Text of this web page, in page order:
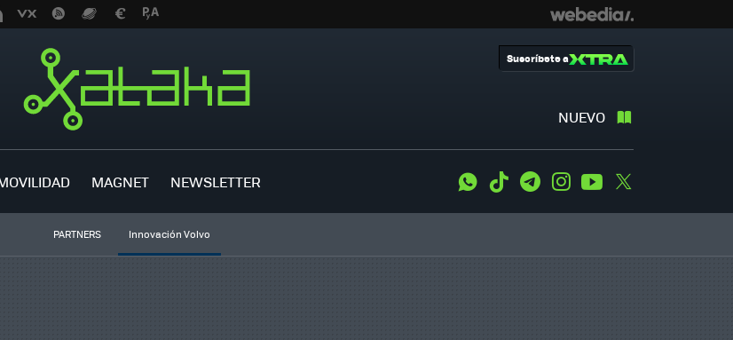
NUEVO
Suscríbete a
MAGNET NEWSLETTER WhatsApp
Tiktok TelegramInstagramYoutube
PARTNERS Innovación Volvo